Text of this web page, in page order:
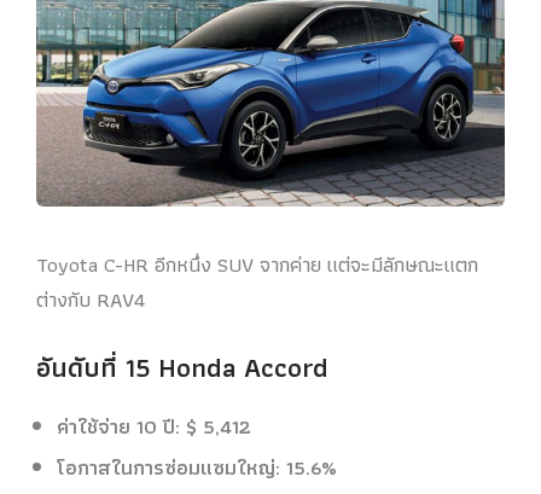
Toyota C-HR อีกหนึ่ง SUV จากค่าย แต่จะมีลักษณะแตก
ต่างกับ RAV4
อันดับที่ 15 Honda Accord
ค่าใช้จ่าย 10 ปี: $ 5,412
โอกาสในการซ่อมแซมใหญ่: 15.6%